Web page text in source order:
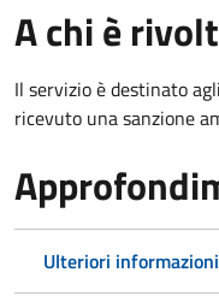
A chi è
Il servizio è destinato
ricevuto una sanzione
Ulteriori informazioni